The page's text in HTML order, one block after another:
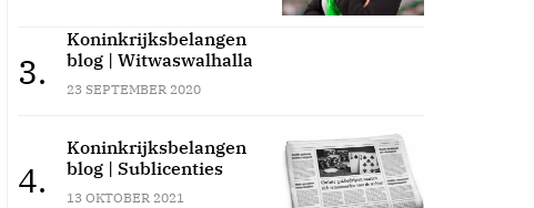
3.
Koninkrijksbelangen
blog | Witwaswalhalla
23 SEPTEMBER 2020
4.
Koninkrijksbelangen
blog | Sublicenties
13 OKTOBER 2021